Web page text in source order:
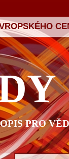
PRO